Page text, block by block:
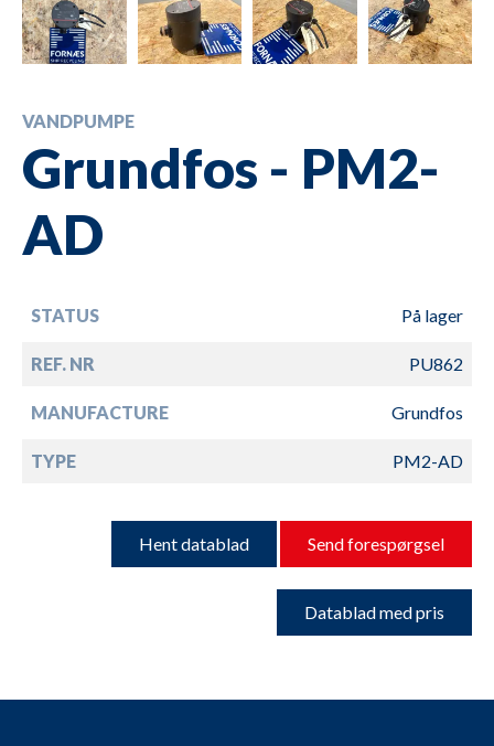
VANDPUMPE
Grundfos - PM2-
AD
STATUS På lager
REF. NR PU862
MANUFACTURE Grundfos
TYPE PM2-AD
Hent datablad Send forespørgsel
Datablad med pris